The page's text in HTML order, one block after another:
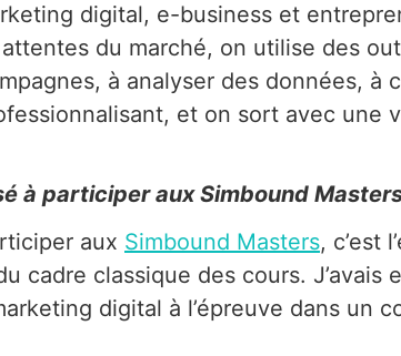
digital, e-business et
du marché, on utilise des
à analyser des données, à
et on sort avec une
à participer aux Simbound
aux Simbound Masters, c’est
cadre classique des cours. J’avais
digital à l’épreuve dans